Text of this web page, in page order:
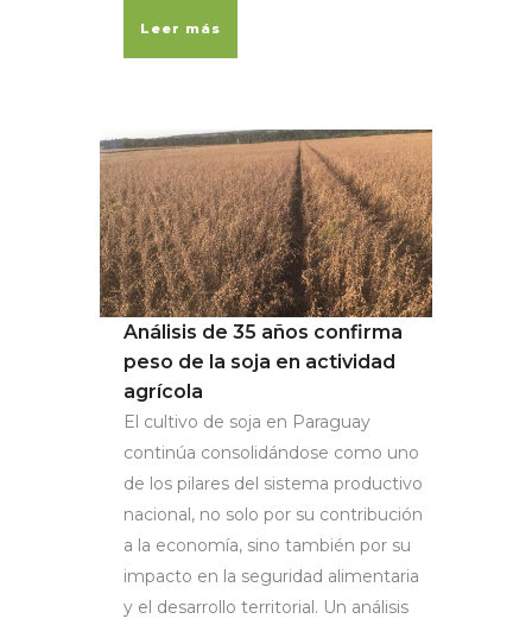
Leer más
Análisis de 35 años confirma
peso de la soja en actividad
agrícola
El cultivo de soja en Paraguay
continúa consolidándose como uno
de los pilares del sistema productivo
nacional, no solo por su contribución
a la economía, sino también por su
impacto en la seguridad alimentaria
y el desarrollo territorial. Un análisis